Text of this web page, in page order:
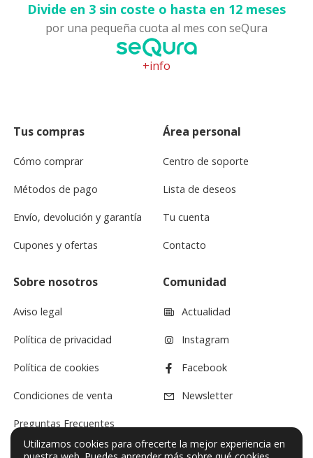
Divide en 3 sin coste o hasta en 12 meses
por una pequeña cuota al mes con seQura
+info
Tus compras
Cómo comprar
Métodos de pago
Envío, devolución y garantía
Cupones y ofertas
Área personal
Centro de soporte
Lista de deseos
Tu cuenta
Contacto
Sobre nosotros
Aviso legal
Política de privacidad
Política de cookies
Condiciones de venta
Preguntas Frecuentes
Comunidad
Actualidad
Instagram
Facebook
Newsletter
Utilizamos cookies para ofrecerte la mejor experiencia en